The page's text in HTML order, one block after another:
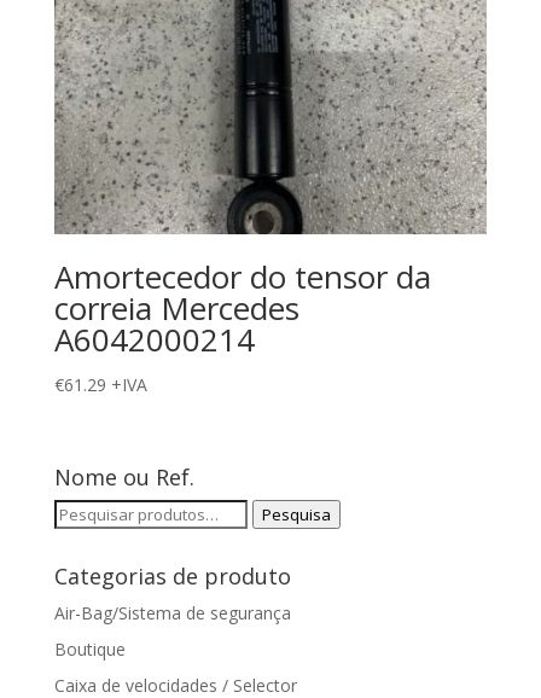
Amortecedor do tensor da
correia Mercedes
A6042000214
€61.29 +IVA
Nome ou Ref.
Pesquisar
Pesquisa
Categorias de produto
Air-Bag/Sistema de segurança
Boutique
Caixa de velocidades / Selector